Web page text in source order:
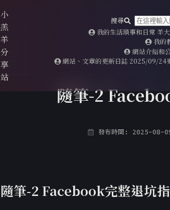
小
羔
羊
分
享
站
搜尋
我的生活瑣事和日常 羊
我的
網站介紹和
網站、文章的更新日誌 2025/09/24
隨筆-2
發布時間: 2025-08-
隨筆-2 Facebook完整退坑